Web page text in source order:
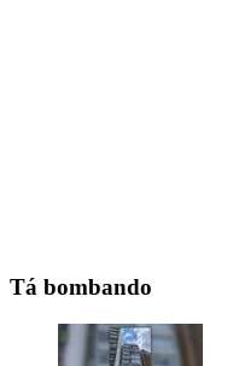
Tá bombando